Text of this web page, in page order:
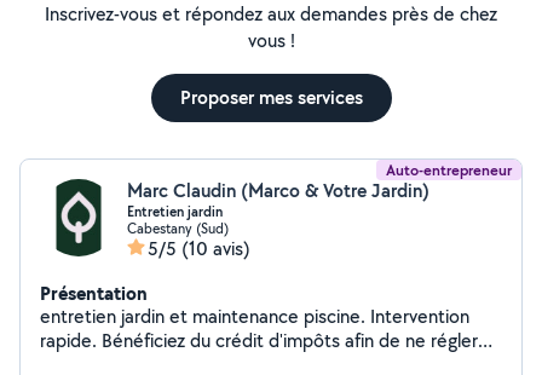
Inscrivez-vous et répondez aux demandes près de chez
vous !
Proposer mes services
Auto-entrepreneur
Marc Claudin (Marco & Votre Jardin)
Entretien jardin
Cabestany (Sud)
5/5 (10 avis)
Présentation
entretien jardin et maintenance piscine. Intervention
rapide. Bénéficiez du crédit d'impôts afin de ne régler